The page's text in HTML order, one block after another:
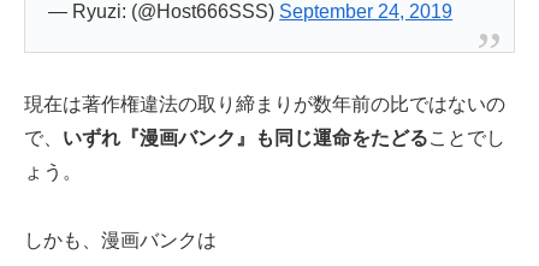
— Ryuzi: (@Host666SSS) September 24, 2019
現在は著作権違法の取り締まりが数年前の比ではないの
で、 いずれ『漫画バンク』も同じ運命をたどることでし
ょう。
しかも、漫画バンクは